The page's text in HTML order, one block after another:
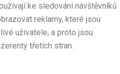
ke sledování návštěvníků
reklamy, které jsou
uživatele, a proto jsou
třetích stran.